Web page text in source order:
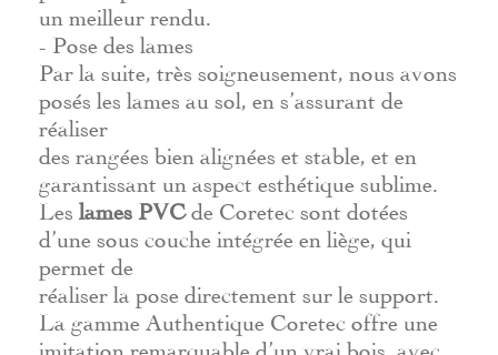
un meilleur rendu.
- Pose des lames
Par la suite, très soigneusement, nous avons
posés les lames au sol, en s’assurant de
réaliser
des rangées bien alignées et stable, et en
garantissant un aspect esthétique sublime.
Les lames PVC de Coretec sont dotées
d’une sous couche intégrée en liège, qui
permet de
réaliser la pose directement sur le support.
La gamme Authentique Coretec offre une
imitation remarquable d’un vrai bois, avec